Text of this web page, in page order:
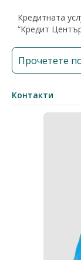
Кредитната
“Кредит
Прочетете
Контакти